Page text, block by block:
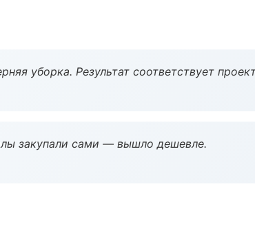
уборка. Результат соответствует
закупали сами — вышло дешевле.